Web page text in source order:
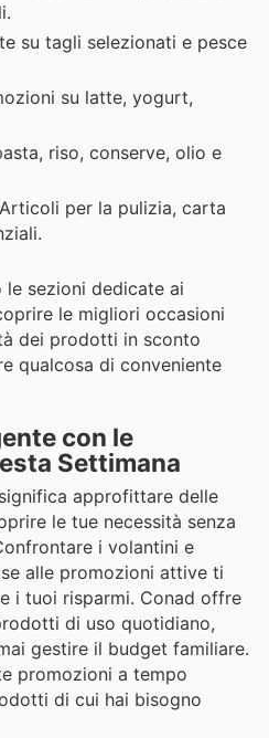
su tagli selezionati e pesce
su latte, yogurt,
riso, conserve, olio e
Articoli per la pulizia, carta
le sezioni dedicate ai
le migliori occasioni
dei prodotti in sconto
qualcosa di conveniente
con le
Settimana
approfittare delle
le tue necessità senza
i volantini e
alle promozioni attive ti
i tuoi risparmi. Conad offre
di uso quotidiano,
gestire il budget familiare.
promozioni a tempo
di cui hai bisogno